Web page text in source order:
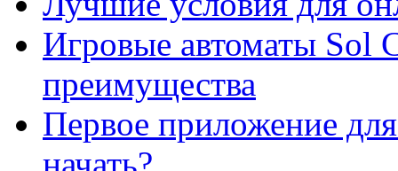
Игровые автоматы Sol
преимущества
Первое приложение